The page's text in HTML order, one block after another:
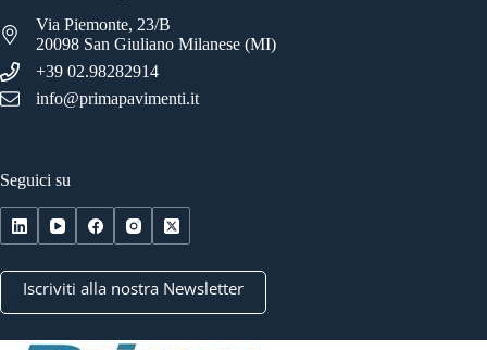
Via Piemonte, 23/B
20098 San Giuliano Milanese (MI)
+39 02.98282914
info@primapavimenti.it
Seguici su
Iscriviti alla nostra Newsletter